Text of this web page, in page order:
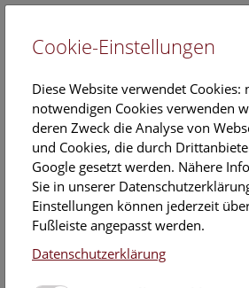
Informationen zu Gruppen,-
Schulprogrammen finden Siehier
Cookie-Einstellungen
Diese Website verwendet Cookies:
notwendigen Cookies verwenden
deren Zweck die Analyse von
und Cookies, die durch
Google gesetzt werden. Nähere
Sie in unserer
Einstellungen können jederzeit
Fußleiste angepasst werden.
Datenschutzerklärung